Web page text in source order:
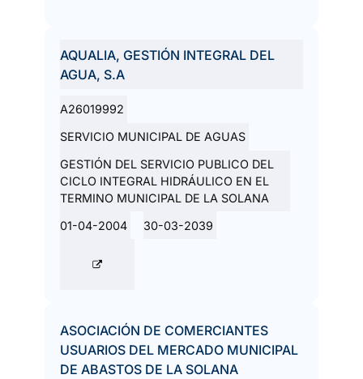
AQUALIA, GESTIÓN INTEGRAL DEL
AGUA, S.A
A26019992
SERVICIO MUNICIPAL DE AGUAS
GESTIÓN DEL SERVICIO PUBLICO DEL
CICLO INTEGRAL HIDRÁULICO EN EL
TERMINO MUNICIPAL DE LA SOLANA
01-04-2004
30-03-2039
ASOCIACIÓN DE COMERCIANTES
USUARIOS DEL MERCADO MUNICIPAL
DE ABASTOS DE LA SOLANA